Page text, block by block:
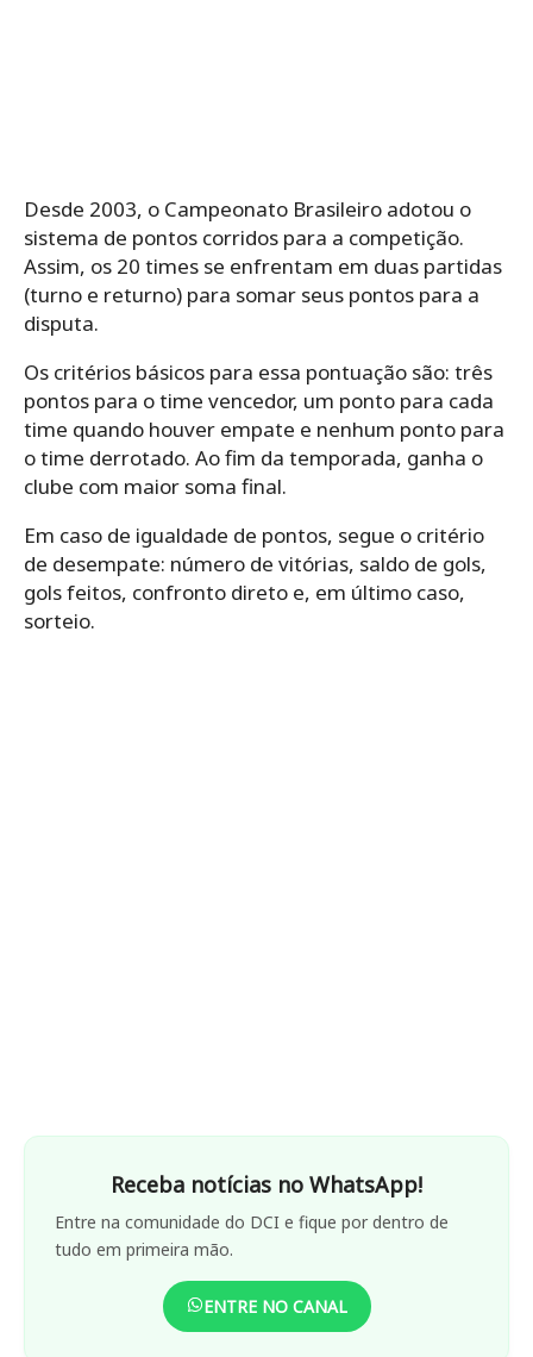
Desde 2003, o Campeonato Brasileiro adotou o
sistema de pontos corridos para a competição.
Assim, os 20 times se enfrentam em duas partidas
(turno e returno) para somar seus pontos para a
disputa.
Os critérios básicos para essa pontuação são: três
pontos para o time vencedor, um ponto para cada
time quando houver empate e nenhum ponto para
o time derrotado. Ao fim da temporada, ganha o
clube com maior soma final.
Em caso de igualdade de pontos, segue o critério
de desempate: número de vitórias, saldo de gols,
gols feitos, confronto direto e, em último caso,
sorteio.
Receba notícias no WhatsApp!
Entre na comunidade do DCI e fique por dentro de
tudo em primeira mão.
ENTRE NO CANAL